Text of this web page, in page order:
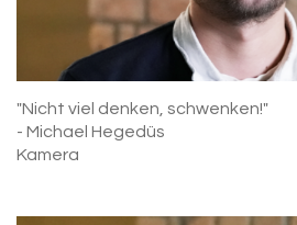
"Nicht viel denken, schwenken!"
- Michael Hegedüs
Kamera